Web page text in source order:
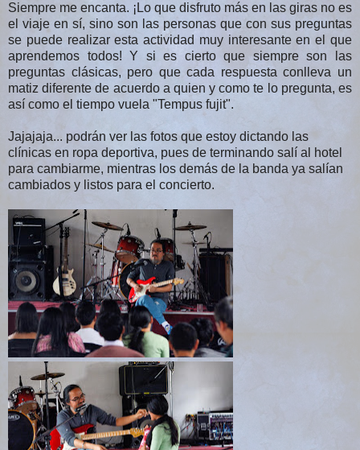
Siempre me encanta. ¡Lo que disfruto más en las giras no es
el viaje en sí, sino son las personas que con sus preguntas
se puede realizar esta actividad muy interesante en el que
aprendemos todos! Y si es cierto que siempre son las
preguntas clásicas, pero que cada respuesta conlleva un
matiz diferente de acuerdo a quien y como te lo pregunta, es
así como el tiempo vuela "Tempus fujit".
Jajajaja... podrán ver las fotos que estoy dictando las
clínicas en ropa deportiva, pues de terminando salí al hotel
para cambiarme, mientras los demás de la banda ya salían
cambiados y listos para el concierto.